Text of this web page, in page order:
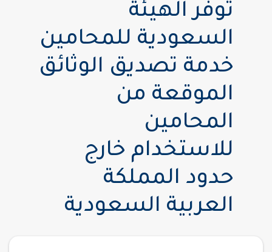
توفر الهيئة
السعودية للمحامين
خدمة تصديق الوثائق
الموقعة من
المحامين
للاستخدام خارج
حدود المملكة
العربية السعودية